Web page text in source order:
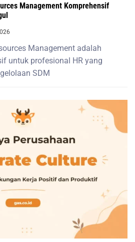
Management Komprehensif
Management adalah
untuk profesional HR yang
SDM